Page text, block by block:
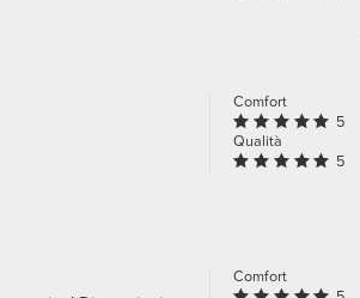
Comfort
5
Qualità
5
Comfort